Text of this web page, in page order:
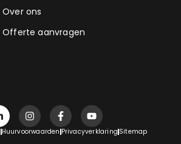
Over ons
Offerte aanvragen
Huurvoorwaarden PrivacyverklaringSitemap